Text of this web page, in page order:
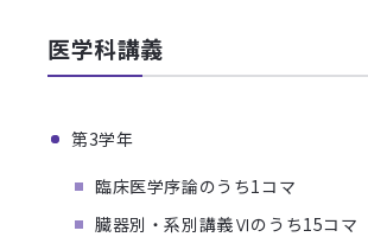
医学科講義
第3学年
臨床医学序論のうち1コマ
臓器別・系別講義Ⅵのうち15コマ